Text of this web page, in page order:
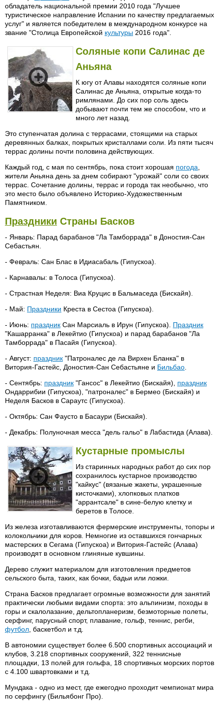
обладатель национальной премии 2010 года "Лучшее
туристическое направление Испании по качеству предлагаемых
услуг" и является победителем в международном конкурсе на
звание "Столица Европейской культуры 2016 года".
Соляные копи Салинас де
Аньяна
К югу от Алавы находятся соляные копи
Салинас де Аньяна, открытые когда-то
римлянами. До сих пор соль здесь
добывают почти тем же способом, что и
много лет назад.
Это ступенчатая долина с террасами, стоящими на старых
деревянных балках, покрытых кристаллами соли. Из пяти тысяч
террас долины почти половина действующих.
Каждый год, с мая по сентябрь, пока стоит хорошая погода
жители Аньяна день за днем собирают "урожай" соли со своих
террас. Сочетание долины, террас и города так необычно, что
это место было объявлено Историко-Художественным
Памятником.
Праздники Страны Басков
- Январь: Парад барабанов "Ла Тамборрада" в Доностия-Сан
Себастьян.
- Февраль: Сан Блас в Идиасабаль (Гипускоа).
- Карнавалы: в Толоса (Гипускоа).
- Страстная Неделя: Виа Круцис в Бальмаседа (Бискайя).
- Май: Праздники Креста в Сестоа (Гипускоа).
- Июнь: праздник Сан Марсиаль в Ирун (Гипускоа). Праздник
"Кашарранка" в Лекейтио (Гипускоа) и парад барабанов "Ла
Тамборрада" в Пасайя (Гипускоа).
- Август: праздник "Патроналес де ла Вирхен Бланка" в
Витория-Гастейс, Доностия-Сан Себастьяне и Бильбао
- Сентябрь: праздник "Гансос" в Лекейтио (Бискайя), праздник
Ондаррибии (Гипускоа), "патроналес" в Бермео (Бискайя) и
Неделя Басков в Сараутс (Гипускоа).
- Октябрь: Сан Фаусто в Басаури (Бискайя).
- Декабрь: Полуночная месса "дель гальо" в Лабастида (Алава).
Кустарные промыслы
Из старинных народных работ до сих пор
сохранилось кустарное производство
"кайкус" (вязаные жакеты, украшенные
кисточками), хлопковых платков
"аррантсале" в сине-белую клетку и
беретов в Толосе.
Из железа изготавливаются фермерские инструменты, топоры и
колокольчики для коров. Немногие из оставшихся гончарных
мастерских в Сегама (Гипускоа) и Витория-Гастейс (Алава)
производят в основном глиняные кувшины.
Дерево служит материалом для изготовления предметов
сельского быта, таких, как бочки, бадьи или ложки.
Страна Басков предлагает огромные возможности для занятий
практически любыми видами спорта: это альпинизм, походы в
горы и скалолазание, дельтопланеризм, безмоторные полеты,
серфинг, парусный спорт, плавание, гольф, теннис, регби,
футбол , баскетбол и т.д.
В автономии существует более 6.500 спортивных ассоциаций и
клубов, 3.218 спортивных сооружений, 322 теннисные
площадки, 13 полей для гольфа, 18 спортивных морских портов
с 4.100 швартовками и т.д.
Мундака - одно из мест, где ежегодно проходит чемпионат мира
по серфингу (Бильябонг Про).